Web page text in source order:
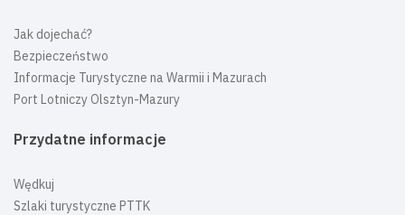
Jak dojechać?
Bezpieczeństwo
Informacje Turystyczne na Warmii i Mazurach
Port Lotniczy Olsztyn-Mazury
Przydatne informacje
Wędkuj
Szlaki turystyczne PTTK